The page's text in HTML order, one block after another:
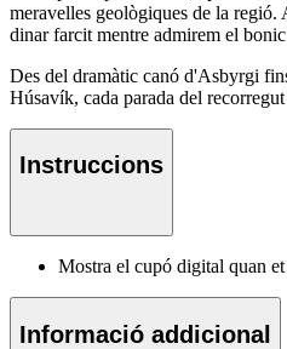
meravelles geològiques de la
dinar farcit mentre admirem el bonic
Des del dramàtic canó d'Asbyrgi
Húsavík, cada parada del
Instruccions
Mostra el cupó digital quan
Informació addicional